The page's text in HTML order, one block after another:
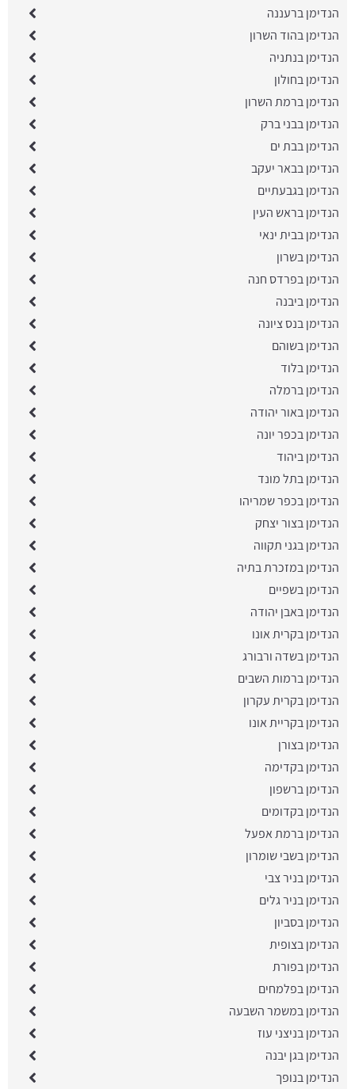
הנדימן ברעננה
הנדימן בהוד השרון
הנדימן בנתניה
הנדימן בחולון
הנדימן ברמת השרון
הנדימן בבני ברק
הנדימן בבת ים
הנדימן בבאר יעקב
הנדימן בגבעתיים
הנדימן בראש העין
הנדימן בבית ינאי
הנדימן בשרון
הנדימן בפרדס חנה
הנדימן ביבנה
הנדימן בנס ציונה
הנדימן בשוהם
הנדימן בלוד
הנדימן ברמלה
הנדימן באור יהודה
הנדימן בכפר יונה
הנדימן ביהוד
הנדימן בתל מונד
הנדימן בכפר שמריהו
הנדימן בצור יצחק
הנדימן בגני תקווה
הנדימן במזכרת בתיה
הנדימן בשפיים
הנדימן באבן יהודה
הנדימן בקרית אונו
הנדימן בשדה ורבורג
הנדימן ברמות השבים
הנדימן בקרית עקרון
הנדימן בקריית אונו
הנדימן בצורן
הנדימן בקדימה
הנדימן ברשפון
הנדימן בקדומים
הנדימן ברמת אפעל
הנדימן בשבי שומרון
הנדימן בניר צבי
הנדימן בניר גלים
הנדימן בסביון
הנדימן בצופית
הנדימן בפורת
הנדימן בפלמחים
הנדימן במשמר השבעה
הנדימן בניצני עוז
הנדימן בגן יבנה
הנדימן בנופך